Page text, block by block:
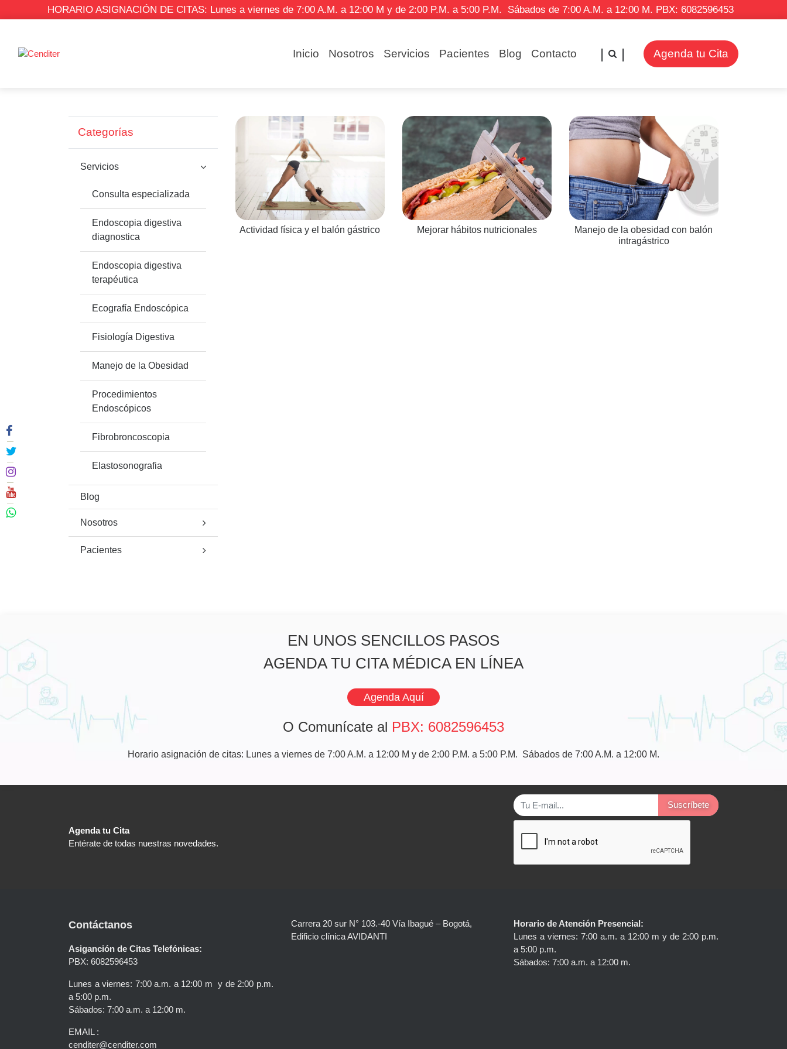
HORARIO ASIGNACIÓN DE CITAS: Lunes a viernes de 7:00 A.M. a 12:00 M y de 2:00 P.M. a 5:00 P.M. Sábados de 7:00 A.M. a 12:00 M. PBX: 6082596453
Inicio Nosotros Servicios Pacientes Blog Contacto Agenda tu Cita
Categorías
Servicios
Consulta especializada
Endoscopia digestiva
diagnostica
Endoscopia digestiva
terapéutica
Ecografía Endoscópica
Fisiología Digestiva
Manejo de la Obesidad
Procedimientos
Endoscópicos
Fibrobroncoscopia
Elastosonografia
Blog
Nosotros
Pacientes
Actividad física y el balón gástrico Mejorar hábitos nutricionales
Manejo de la obesidad con balón
intragástrico
EN UNOS SENCILLOS PASOS
AGENDA TU CITA MÉDICA EN LÍNEA
Agenda Aquí
O Comunícate al PBX: 6082596453
Horario asignación de citas: Lunes a viernes de 7:00 A.M. a 12:00 M y de 2:00 P.M. a 5:00 P.M. Sábados de 7:00 A.M. a 12:00 M.
Agenda tu Cita
Entérate de todas nuestras novedades.
Suscríbete
Contáctanos
Asiganción de Citas Telefónicas:
PBX: 6082596453
Lunes a viernes: 7:00 a.m. a 12:00 m y de 2:00 p.m.
a 5:00 p.m.
Sábados: 7:00 a.m. a 12:00 m.
EMAIL :
cenditer@cenditer.com
Carrera 20 sur N° 103.-40 Vía Ibagué – Bogotá,
Edificio clínica AVIDANTI
Horario de Atención Presencial:
Lunes a viernes: 7:00 a.m. a 12:00 m y de 2:00 p.m.
a 5:00 p.m.
Sábados: 7:00 a.m. a 12:00 m.